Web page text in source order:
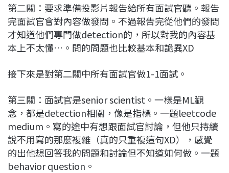
第二關：要求準備投影片報告給所有面試官聽。報告
完面試官會對內容做發問。不過報告完從他們的發問
才知道他們專門做detection的，所以對我的內容基
本上不太懂…。問的問題也比較基本和詭異XD
接下來是對第二關中所有面試官做1-1面試。
第三關：面試官是senior scientist。一樣是ML觀
念，都是detection相關，像是指標。一題leetcode
medium。寫的途中有想跟面試官討論，但他只持續
說不用寫的那麼複雜（真的只重複這句XD），感覺
的出他想回答我的問題和討論但不知道如何做。一題
behavior question。